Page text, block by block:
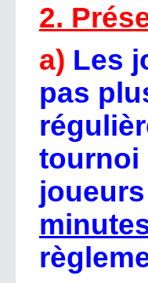
2.
a) Les
pas
tournoi